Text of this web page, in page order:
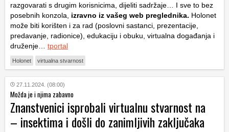
razgovarati s drugim korisnicima, dijeliti sadržaje… I sve to bez
posebnih konzola, izravno iz vašeg web preglednika. Holonet
može biti korišten i za rad (poslovni sastanci, prezentacije,
predavanje, radionice), edukaciju i obuku, virtualna događanja i
druženje… tportal
Holonet virtualna stvarnost
27.11.2024. (08:00)
Možda je i njima zabavno
Znanstvenici isprobali virtualnu stvarnost na
– insektima i došli do zanimljivih zaključaka